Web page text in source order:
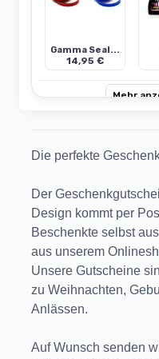
Gamma Seal...
14,95 €
Mehr
Die perfekte
Der
Design kommt per
Beschenkte selbst
aus unserem
Unsere Gutscheine
zu Weihnachten,
Anlässen.
Auf Wunsch senden